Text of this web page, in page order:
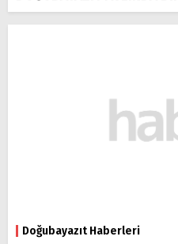
Doğubayazıt Haberleri